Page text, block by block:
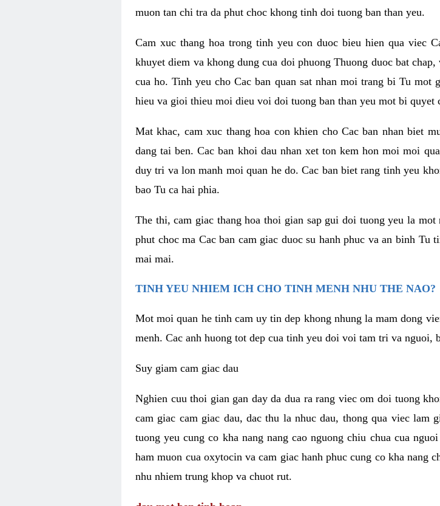
muon tan chi tra da phut choc khong tinh doi tuong ban than yeu.
Cam xuc thang hoa trong tinh yeu con duoc bieu hien qua viec
khuyet diem va khong dung cua doi phuong Thuong duoc bat
cua ho. Tinh yeu cho Cac ban quan sat nhan moi trang bi Tu mot
hieu va gioi thieu moi dieu voi doi tuong ban than yeu mot bi quyet
Mat khac, cam xuc thang hoa con khien cho Cac ban nhan biet
dang tai ben. Cac ban khoi dau nhan xet ton kem hon moi moi
duy tri va lon manh moi quan he do. Cac ban biet rang tinh yeu
bao Tu ca hai phia.
The thi, cam giac thang hoa thoi gian sap gui doi tuong yeu la
phut choc ma Cac ban cam giac duoc su hanh phuc va an binh
mai mai.
TINH YEU NHIEM ICH CHO TINH MENH NHU THE NAO?
Mot moi quan he tinh cam uy tin dep khong nhung la mam dong
menh. Cac anh huong tot dep cua tinh yeu doi voi tam tri va nguoi,
Suy giam cam giac dau
Nghien cuu thoi gian gan day da dua ra rang viec om doi tuong
cam giac cam giac dau, dac thu la nhuc dau, thong qua viec lam
tuong yeu cung co kha nang nang cao nguong chiu chua cua
ham muon cua oxytocin va cam giac hanh phuc cung co kha nang
nhu nhiem trung khop va chuot rut.